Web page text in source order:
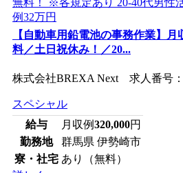
【自動車用鉛電池の事務作業】
料／土日祝休み！／20...
株式会社BREXA Next 求人番号：
スペシャル
給与
月収例320,000円
勤務地
群馬県 伊勢崎市
寮・社宅 あり（無料）